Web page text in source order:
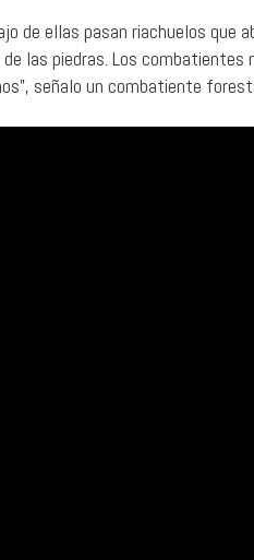
de ellas pasan riachuelos que
las piedras. Los
señalo un combatiente